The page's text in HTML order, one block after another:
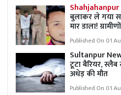
बुलाकर ले गया
मार डाला!
Published On 01
Sultanpur
टूटा बैरियर,
अधेड़ की मौत
Published On 01